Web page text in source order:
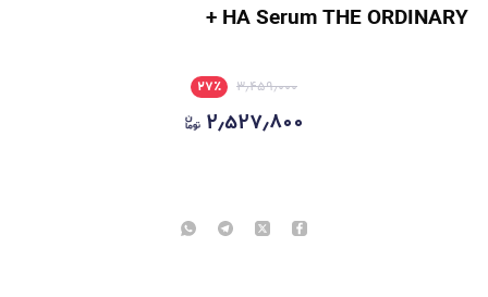
+ HA Serum THE ORDINARY
۳٫۴۵۹٫۰۰۰ ۲۷٪
۲٫۵۲۷٫۸۰۰